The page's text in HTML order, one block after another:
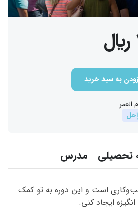
تحصیلی مدرس
است و این دوره به تو کمک
ایجاد کنی.
به سبد خرید